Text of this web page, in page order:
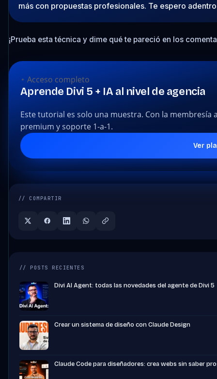
más con propuestas profesionales. Te espero
¡Prueba esta técnica y dime qué te pareció en los
Acceso completo
Aprende Divi 5 + IA al nivel de agencia
Este tutorial es solo una muestra. Con la membresía
premium y soporte 1-a-1.
Ver
// COMPARTIR
// POSTS RECIENTES
Divi AI Agent: todas las novedades del agente de Divi 5
Crear un sistema de diseño con Claude Design
Claude Code para diseñadores: crea webs sin saber